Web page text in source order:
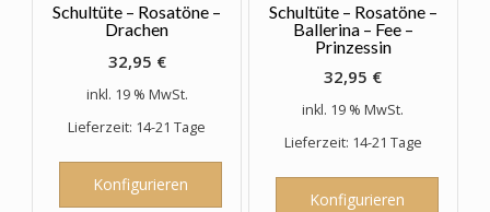
Schultüte – Rosatöne –
Ballerina – Fee –
Prinzessin
32,95 €
inkl. 19 % MwSt.
Lieferzeit: 14-21 Tage
Konfigurieren
Schultüte – Rosatöne –
Drachen
32,95 €
inkl. 19 % MwSt.
Lieferzeit: 14-21 Tage
Konfigurieren